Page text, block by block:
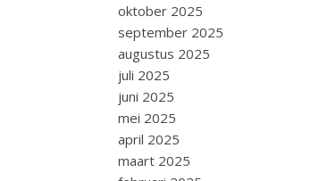
oktober 2025
september 2025
augustus 2025
juli 2025
juni 2025
mei 2025
april 2025
maart 2025